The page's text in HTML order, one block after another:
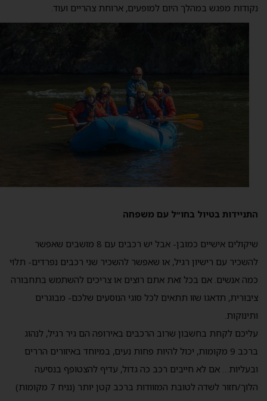
נקודות מפגש במהלך היום למופעים, ארוחת צהריים ועוד.
התניידות בטיול בחו״ל עם משפחה
שיקולים אישיים כמובן- אבל יש רכבים עם 8 מושבים שאפשר
להשכיר עם רישיון רגיל, או שאפשר להשכיר שני רכבים נפרדים- תלוי
כמה אנשים. אם בכל זאת אתם רוצים או צריכים להשתמש בתחבורה
ציבורית, תדאגו שזו תתאים לכל סוגי הנוסעים שלכם- מבוגרים
ותינוקות.
עליכם לקחת בחשבון שרוב הרכבים באירופה הם גיר רגיל, לנהוג
ברכב 9 מקומות, יכול להיות פחות נעים, במיוחד באיזורים הררים
ובעליות… אם לא חייבים רכב כה גדול, עדיף להצטופף בנסיעה
הלוך/חזור לשדה לטובת המזוודות ברכב קטן יותר (נניח 7 מקומות)